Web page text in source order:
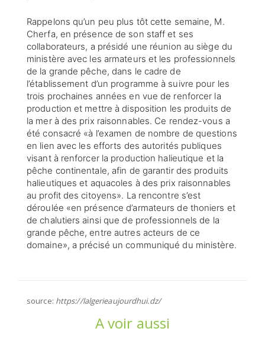
Rappelons qu’un peu plus tôt cette semaine, M.
Cherfa, en présence de son staff et ses
collaborateurs, a présidé une réunion au siège du
ministère avec les armateurs et les professionnels
de la grande pêche, dans le cadre de
l’établissement d’un programme à suivre pour les
trois prochaines années en vue de renforcer la
production et mettre à disposition les produits de
la mer à des prix raisonnables. Ce rendez-vous a
été consacré «à l’examen de nombre de questions
en lien avec les efforts des autorités publiques
visant à renforcer la production halieutique et la
pêche continentale, afin de garantir des produits
halieutiques et aquacoles à des prix raisonnables
au profit des citoyens». La rencontre s’est
déroulée «en présence d’armateurs de thoniers et
de chalutiers ainsi que de professionnels de la
grande pêche, entre autres acteurs de ce
domaine», a précisé un communiqué du ministère.
source: https://lalgerieaujourdhui.dz/
A voir aussi